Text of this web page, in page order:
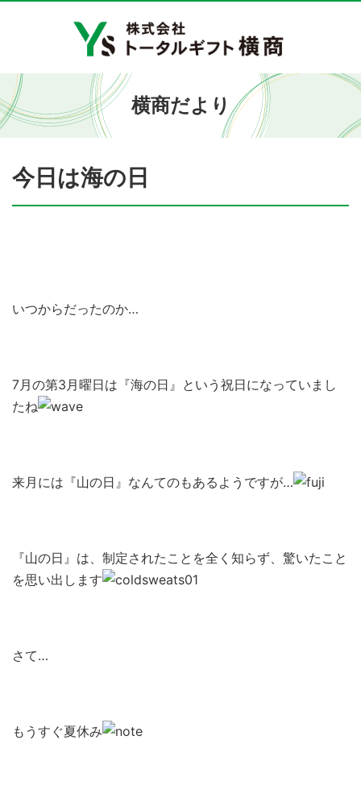
横商だより
今日は海の日
いつからだったのか…
7月の第3月曜日は『海の日』という祝日になっていまし
たね
来月には『山の日』なんてのもあるようですが…
『山の日』は、制定されたことを全く知らず、驚いたこと
を思い出します
さて…
もうすぐ夏休み